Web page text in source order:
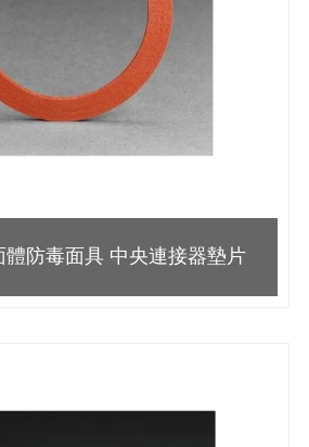
體防毒面具 中央連接器墊片